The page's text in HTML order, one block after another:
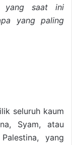
yang saat ini
yang paling
seluruh kaum
Syam, atau
yang